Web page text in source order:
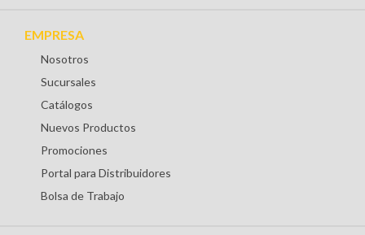
EMPRESA
Nosotros
Sucursales
Catálogos
Nuevos Productos
Promociones
Portal para Distribuidores
Bolsa de Trabajo